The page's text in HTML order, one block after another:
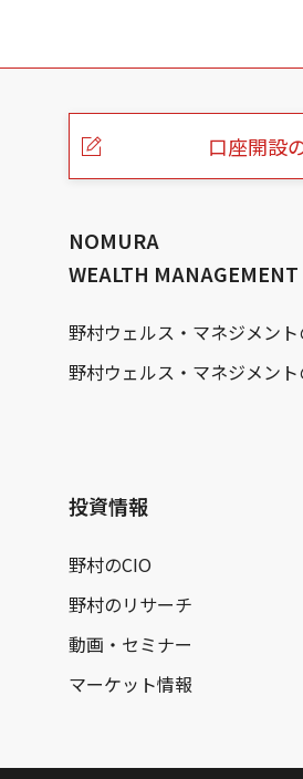
こ
口座開設
NOMURA
WEALTH MANAGEMENT
野村ウェルス・マネジメン
野村ウェルス・マネジメン
投資情報
野村のCIO
野村のリサーチ
動画・セミナー
マーケット情報